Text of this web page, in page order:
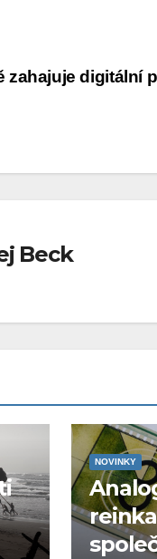
zahajuje digitální
Beck
NOVINKY